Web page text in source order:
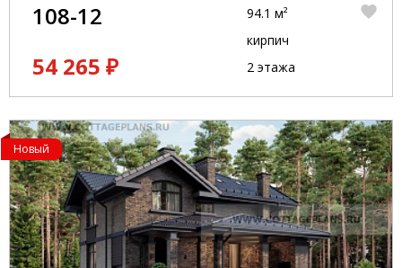
108-12
54 265 ₽
94.1 м²
кирпич
2 этажа
Новый